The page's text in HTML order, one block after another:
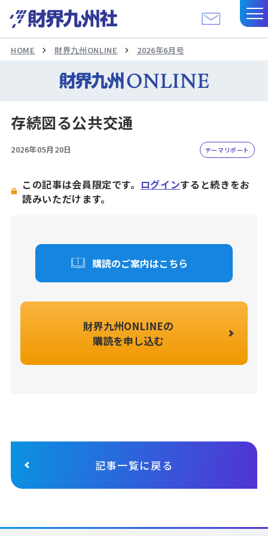
HOME 財界九州ONLINE 2026年6月号
存続図る公共交通
2026年05月20日 テーマリポート
この記事は会員限定です。 ログインすると続きをお
読みいただけます。
購読のご案内はこちら
財界九州ONLINEの
購読を申し込む
記事一覧に戻る